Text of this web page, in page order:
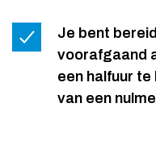
Je bent
voorafgaand
een halfuur
van een